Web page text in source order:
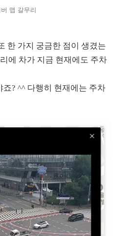
맵 갈무리
한 가지 궁금한 점이 생겼는
에 차가 지금 현재에도 주차
? ^^ 다행히 현재에는 주차